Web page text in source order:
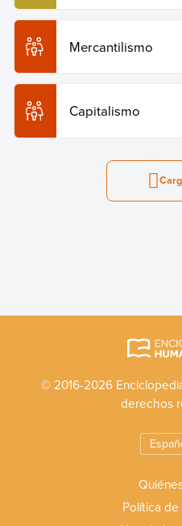
Mercantilismo
Capitalismo
© 2016-2026
derechos
Política